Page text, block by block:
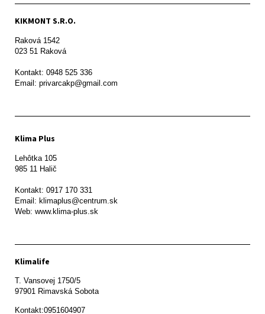
KIKMONT S.R.O.
Raková 1542
023 51 Raková
Kontakt: 0948 525 336
Email: privarcakp@gmail.com
Klima Plus
Lehôtka 105
985 11 Halič
Kontakt: 0917 170 331
Email: klimaplus@centrum.sk
Klimalife
T. Vansovej 1750/5
97901 Rimavská Sobota
Kontakt:0951604907